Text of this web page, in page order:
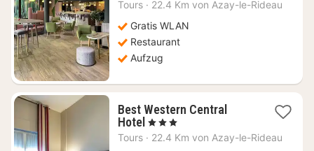
60,45
Tours · 22.4 Km von Azay-le-Rideau
Gratis WLAN
Restaurant
Aufzug
Best Western Central
Hotel 1
Nacht
, 3 Sterne
Tours · 22.4 Km von Azay-le-Rideau